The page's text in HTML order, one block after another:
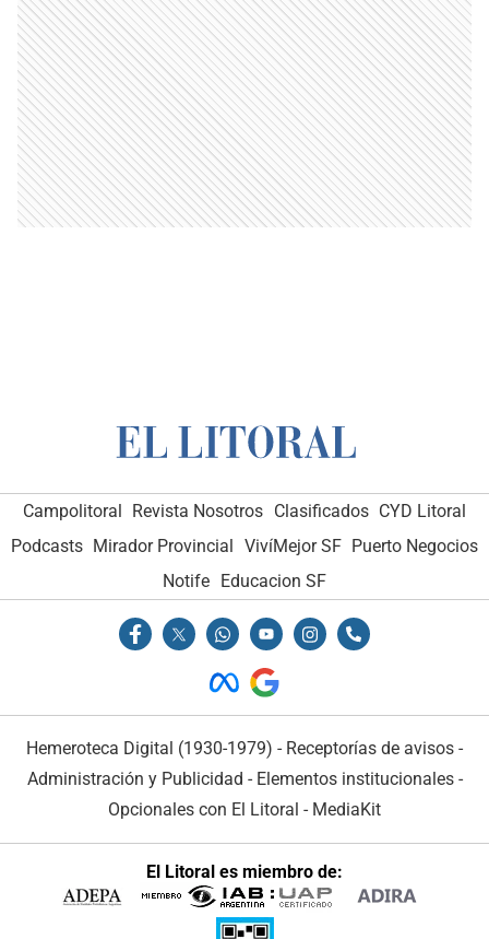
Campolitoral Revista Nosotros Clasificados CYD Litoral
Podcasts Mirador Provincial VivíMejor SF Puerto Negocios
Notife Educacion SF
Hemeroteca Digital (1930-1979) - Receptorías de avisos -
Administración y Publicidad - Elementos institucionales-
Opcionales con El Litoral - MediaKit
El Litoral es miembro de: